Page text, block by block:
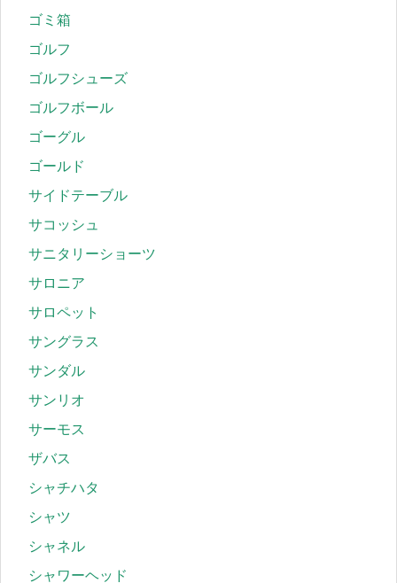
ゴミ箱
ゴルフ
ゴルフシューズ
ゴルフボール
ゴーグル
ゴールド
サイドテーブル
サコッシュ
サニタリーショーツ
サロニア
サロペット
サングラス
サンダル
サンリオ
サーモス
ザバス
シャチハタ
シャツ
シャネル
シャワーヘッド